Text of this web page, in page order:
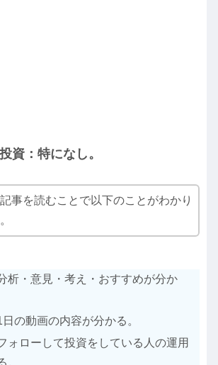
資：特になし。
事を読むことで以下のことがわかり
析・意見・考え・おすすめが分か
の動画の内容が分かる。
ォローして投資をしている人の運用
。